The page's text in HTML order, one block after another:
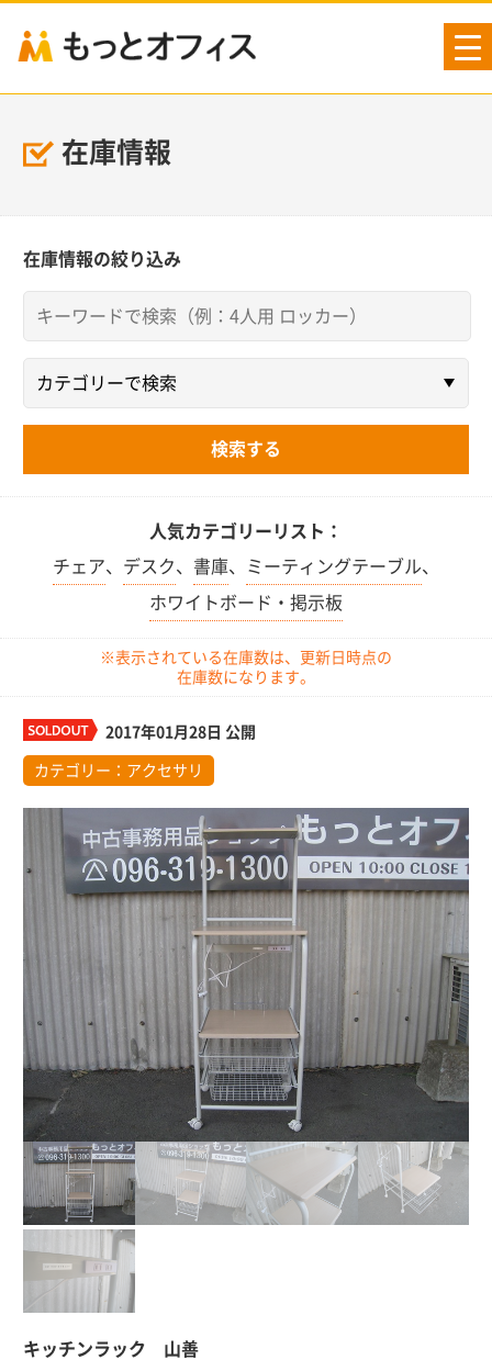
在庫情報
在庫情報の絞り込み
人気カテゴリーリスト：
チェア、 デスク、 書庫、 ミーティングテーブル、
ホワイトボード・掲示板
※表示されている在庫数は、更新日時点の
在庫数になります。
2017年01月28日 公開
カテゴリー： アクセサリ
キッチンラック 山善